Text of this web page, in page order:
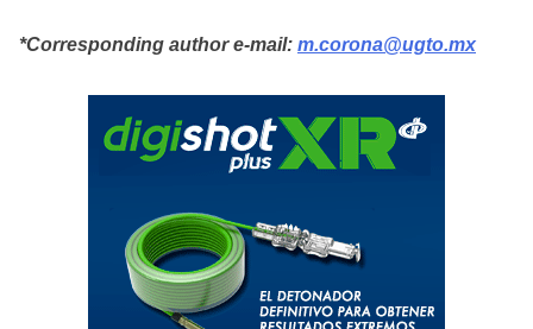
*Corresponding author e-mail: m.corona@ugto.mx